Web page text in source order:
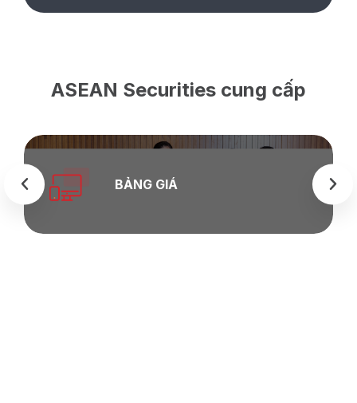
ASEAN Securities cung cấp
BẢNG GIÁ